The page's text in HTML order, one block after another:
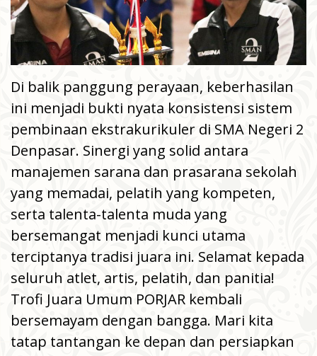
Di balik panggung perayaan, keberhasilan
ini menjadi bukti nyata konsistensi sistem
pembinaan ekstrakurikuler di SMA Negeri 2
Denpasar. Sinergi yang solid antara
manajemen sarana dan prasarana sekolah
yang memadai, pelatih yang kompeten,
serta talenta-talenta muda yang
bersemangat menjadi kunci utama
terciptanya tradisi juara ini. Selamat kepada
seluruh atlet, artis, pelatih, dan panitia!
Trofi Juara Umum PORJAR kembali
bersemayam dengan bangga. Mari kita
tatap tantangan ke depan dan persiapkan